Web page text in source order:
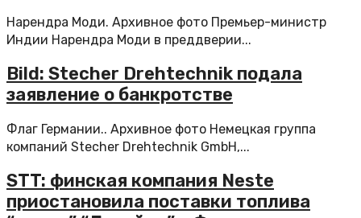
Нарендра Моди. Архивное фото Премьер-министр
Индии Нарендра Моди в преддверии...
Bild: Stecher Drehtechnik подала
заявление о банкротстве
Флаг Германии.. Архивное фото Немецкая группа
компаний Stecher Drehtechnik GmbH,...
STT: финская компания Neste
приостановила поставки топлива